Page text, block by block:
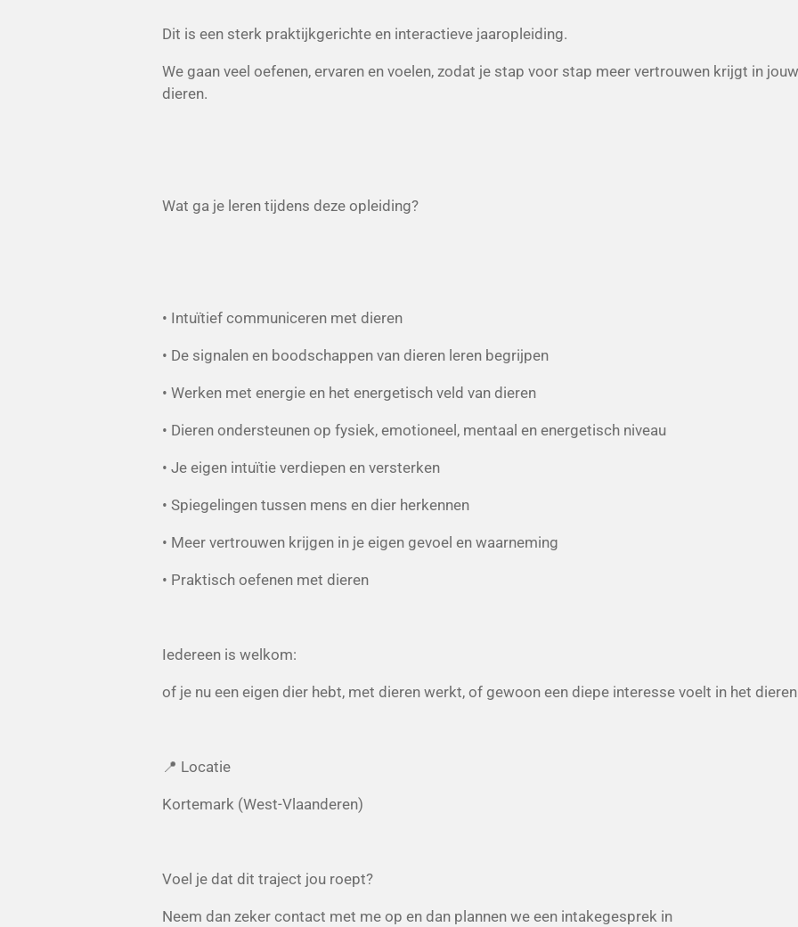
Dit is een sterk praktijkgerichte en interactieve jaaropleiding.
We gaan veel oefenen, ervaren en voelen, zodat je stap voor stap meer vertrouwen krijgt in
dieren.
Wat ga je leren tijdens deze opleiding?
• Intuïtief communiceren met dieren
• De signalen en boodschappen van dieren leren begrijpen
• Werken met energie en het energetisch veld van dieren
• Dieren ondersteunen op fysiek, emotioneel, mentaal en energetisch niveau
• Je eigen intuïtie verdiepen en versterken
• Spiegelingen tussen mens en dier herkennen
• Meer vertrouwen krijgen in je eigen gevoel en waarneming
• Praktisch oefenen met dieren
Iedereen is welkom:
of je nu een eigen dier hebt, met dieren werkt, of gewoon een diepe interesse voelt in het
📍 Locatie
Kortemark (West-Vlaanderen)
Voel je dat dit traject jou roept?
Neem dan zeker contact met me op en dan plannen we een intakegesprek in